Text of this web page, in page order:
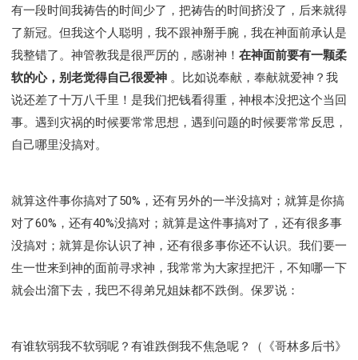
有一段时间我祷告的时间少了，把祷告的时间挤没了，后来就得
了新冠。但我这个人聪明，我不跟神掰手腕，我在神面前承认是
我整错了。神管教我是很严厉的，感谢神！ 在神面前要有一颗柔
软的心，别老觉得自己很爱神 。比如说奉献，奉献就爱神？我
说还差了十万八千里！是我们把钱看得重，神根本没把这个当回
事。遇到灾祸的时候要常常思想，遇到问题的时候要常常反思，
自己哪里没搞对。
就算这件事你搞对了50%，还有另外的一半没搞对；就算是你搞
对了60%，还有40%没搞对；就算是这件事搞对了，还有很多事
没搞对；就算是你认识了神，还有很多事你还不认识。我们要一
生一世来到神的面前寻求神，我常常为大家捏把汗，不知哪一下
就会出溜下去，我巴不得弟兄姐妹都不跌倒。保罗说：
有谁软弱我不软弱呢？有谁跌倒我不焦急呢？（《哥林多后书》